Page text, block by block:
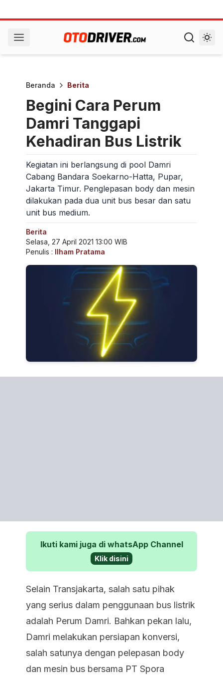
Beranda Berita
Begini Cara Perum
Damri Tanggapi
Kehadiran Bus Listrik
Kegiatan ini berlangsung di pool Damri
Cabang Bandara Soekarno-Hatta, Pupar,
Jakarta Timur. Penglepasan body dan mesin
dilakukan pada dua unit bus besar dan satu
unit bus medium.
Berita
Selasa, 27 April 2021 13:00 WIB
Penulis : Ilham Pratama
Ikuti kami juga di whatsApp Channel
Klik disini
Selain Transjakarta, salah satu pihak
yang serius dalam penggunaan bus listrik
adalah Perum Damri. Bahkan pekan lalu,
Damri melakukan persiapan konversi,
salah satunya dengan pelepasan body
dan mesin bus bersama PT Spora